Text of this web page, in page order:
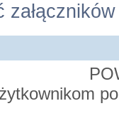
załączników